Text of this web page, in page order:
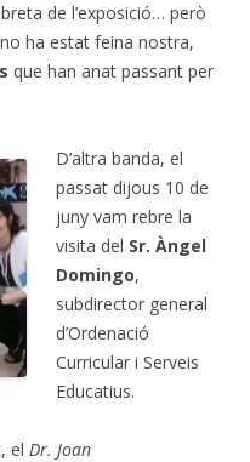
de l’exposició… però
ha estat feina nostra,
que han anat passant per
D’altra banda, el
passat dijous 10 de
juny vam rebre la
visita del Sr. Àngel
Domingo,
subdirector general
d’Ordenació
Curricular i Serveis
Educatius.
el Dr. Joan